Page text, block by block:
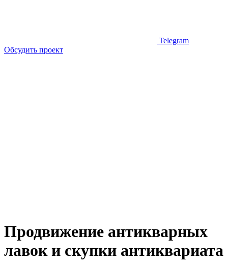
Telegram
Обсудить проект
Продвижение антикварных
лавок и скупки антиквариата